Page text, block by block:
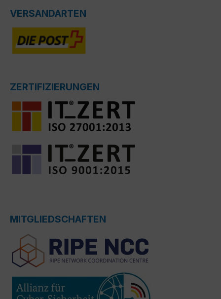
VERSANDARTEN
ZERTIFIZIERUNGEN
MITGLIEDSCHAFTEN